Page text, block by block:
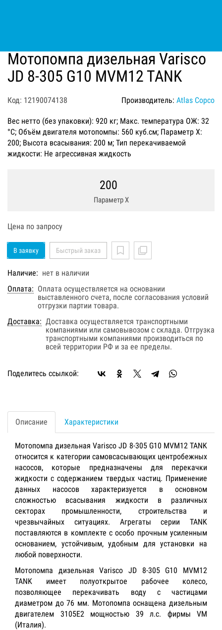
Мотопомпа дизельная Varisco
JD 8-305 G10 MVM12 TANK
Код: 12190074138 Производитель: Atlas Copco
Вес нетто (без упаковки): 920 кг; Макс. температура ОЖ: 32
°C; Объём двигателя мотопомпы: 560 куб.см; Параметр Х:
200; Высота всасывания: 200 м; Тип перекачиваемой
жидкости: Не агрессивная жидкость
200
Параметр Х
Цена по запросу
В заявку Быстрый заказ
Наличие: нет в наличии
Оплата: Оплата осуществляется на основании
выставленного счета, после согласования условий
отгрузки партии товара.
Доставка: Доставка осуществляется транспортными
компаниями или самовывозом с склада. Отгрузка
транспортными компаниями производиться по
всей территории РФ и за ее пределы.
Поделитесь ссылкой:
Описание Характеристики
Мотопомпа дизельная Varisco JD 8-305 G10 MVM12 TANK
относится к категории самовсасывающих центробежных
насосов, которые предназначены для перекачки
жидкости с содержанием твердых частиц. Применение
данных насосов характеризуется в основном
сложностью всасывания жидкости в различных
секторах промышленности, строительства и
чрезвычайных ситуациях. Агрегаты серии TANK
поставляются в комплекте с особо прочным усиленным
основанием, устойчивым, удобным для установки на
любой поверхности.
Мотопомпа дизельная Varisco JD 8-305 G10 MVM12
TANK имеет полуоткрытое рабочее колесо,
позволяющее перекачивать воду с частицами
диаметром до 76 мм. Мотопомпа оснащена дизельным
двигателем 3105E2 мощностью 39 л.с. фирмы VM
(Италия).